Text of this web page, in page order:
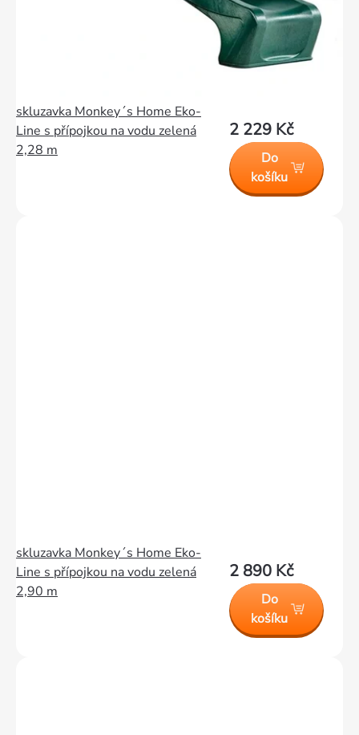
skluzavka Monkey´s Home Eko-
Line s přípojkou na vodu zelená
2,28 m
2 229 Kč
Do
košíku
skluzavka Monkey´s Home Eko-
Line s přípojkou na vodu zelená
2,90 m
2 890 Kč
Do
košíku